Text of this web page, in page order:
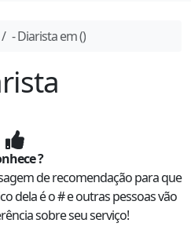
- Diarista em()
?
de recomendação paraque
dela é o #e outras pessoas vão
sobre seu serviço!